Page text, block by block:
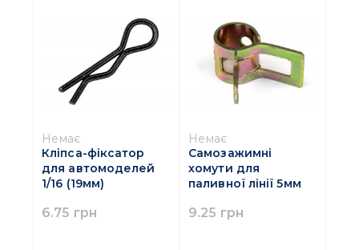
Немає
Кліпса-фіксатор
для автомоделей
1/16 (19мм)
6.75 грн
Немає
Самозажимні
хомути для
паливної лінії 5мм
9.25 грн